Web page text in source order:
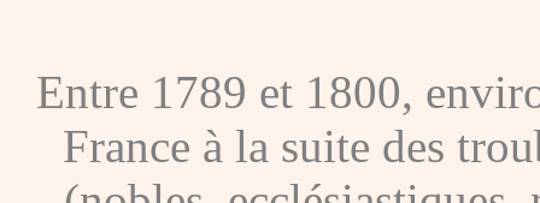
Entre 1789 et 1800,
France à la suite des